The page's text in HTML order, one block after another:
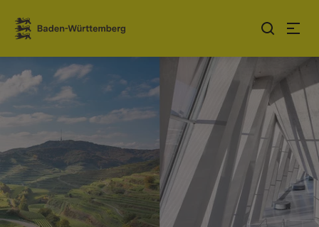
Sauter au contenu
Link zur Startseite